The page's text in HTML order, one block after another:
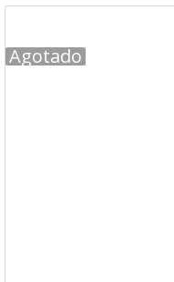
Agotado